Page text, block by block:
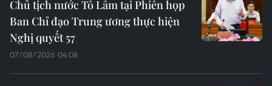
Chủ tịch nước Tô Lâm tại Phiên họp
Ban Chỉ đạo Trung ương thực hiện
Nghị quyết 57
07/08/2026 04:08